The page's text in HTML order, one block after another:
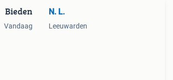
Bieden
Vandaag
N. L.
Leeuwarden